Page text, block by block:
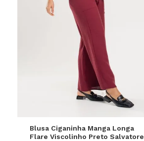
M
Blusa Ciganinha Manga Longa
Flare Viscolinho Preto Salvatore